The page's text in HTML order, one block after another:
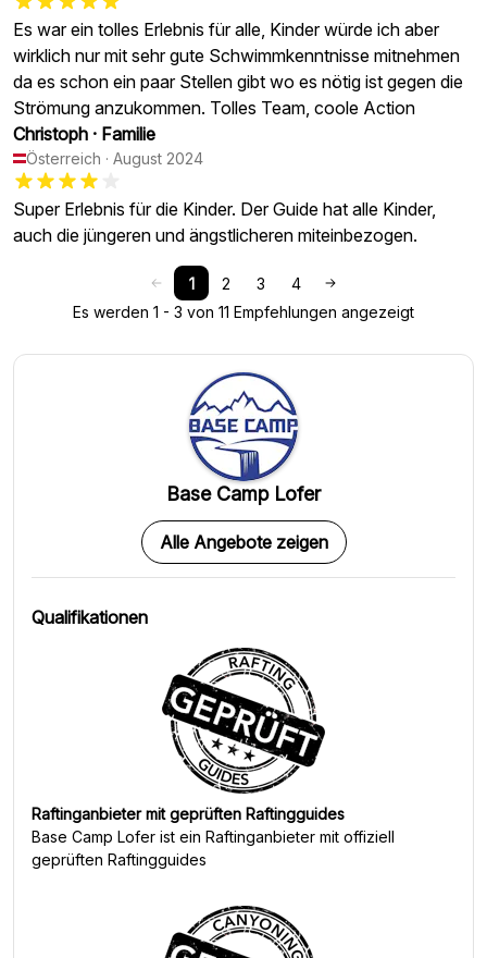
Es war ein tolles Erlebnis für alle, Kinder würde ich aber
wirklich nur mit sehr gute Schwimmkenntnisse mitnehmen
da es schon ein paar Stellen gibt wo es nötig ist gegen die
Strömung anzukommen. Tolles Team, coole Action
Christoph · Familie
Österreich · August 2024
Super Erlebnis für die Kinder. Der Guide hat alle Kinder,
auch die jüngeren und ängstlicheren miteinbezogen.
1 2 3
4
Es werden 1 - 3 von 11 Empfehlungen angezeigt
Base Camp Lofer
Alle Angebote zeigen
Qualifikationen
Raftinganbieter mit geprüften Raftingguides
Base Camp Lofer ist ein Raftinganbieter mit offiziell
geprüften Raftingguides